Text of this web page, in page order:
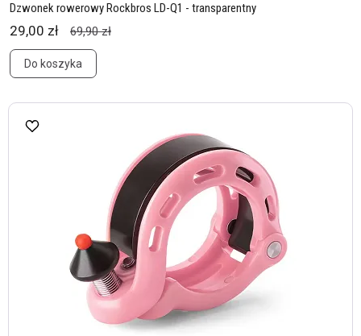
Dzwonek rowerowy Rockbros LD-Q1 - transparentny
29,00 zł 69,90 zł
Do koszyka